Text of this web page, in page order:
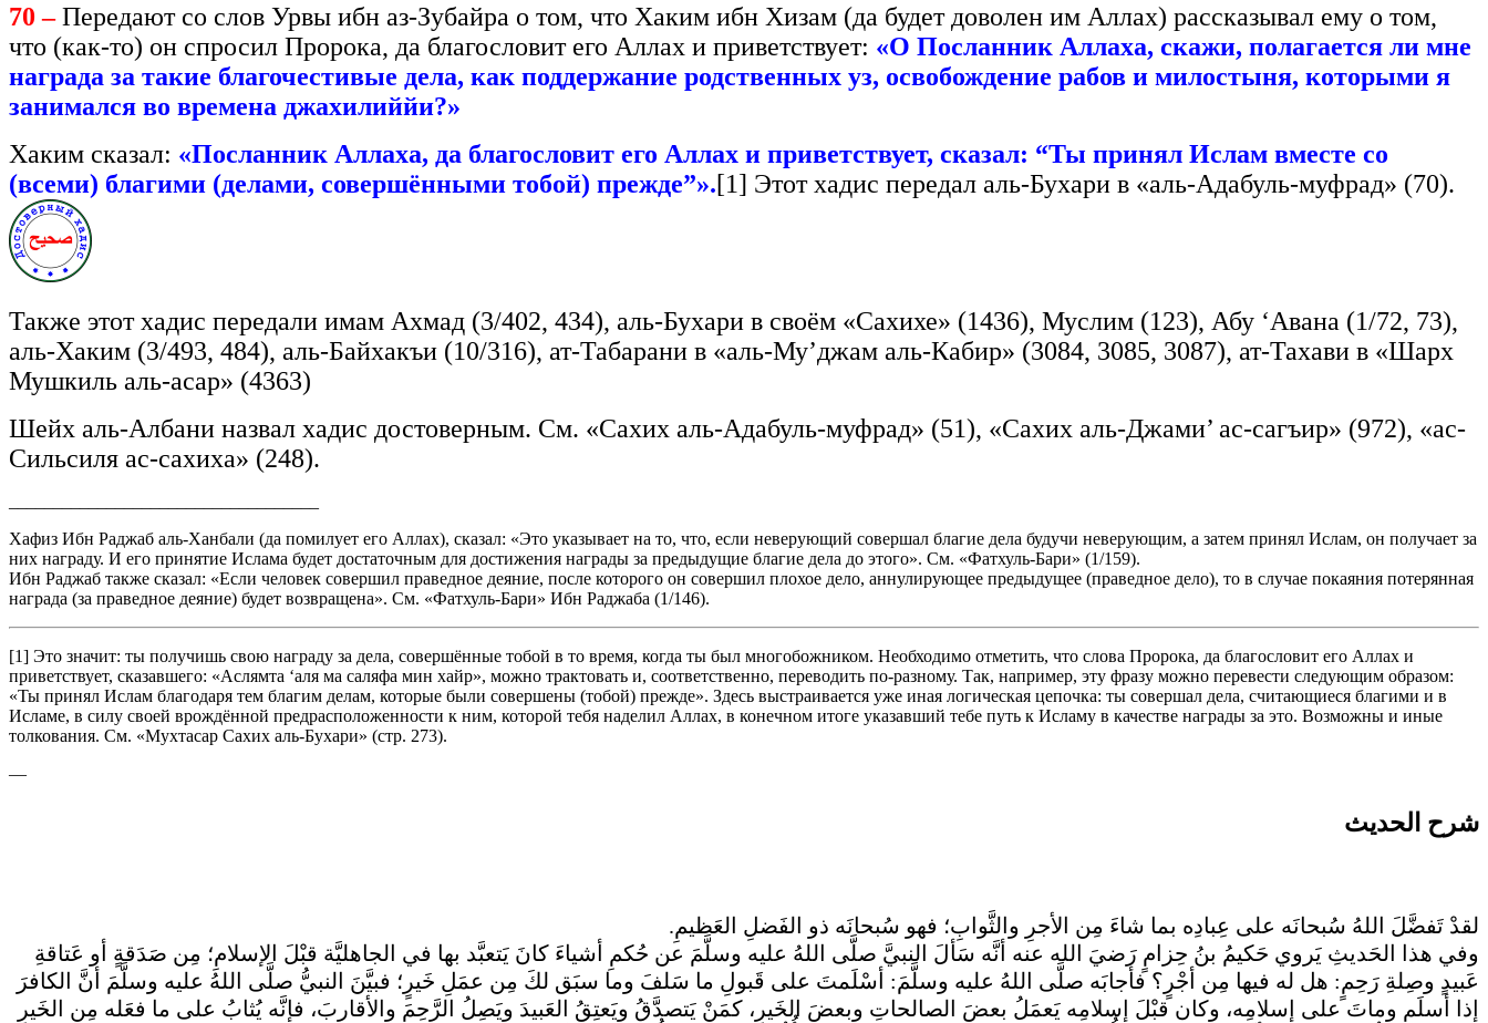
70 –Передают со слов Урвы ибн аз-Зубайра о том, что Хаким ибн Хизам (да будет доволен им Аллах) рассказывал ему о том,
что (как-то) он спросил Пророка, да благословит его Аллах и приветствует: «О Посланник Аллаха, скажи, полагается ли мне
награда за такие благочестивые дела, как поддержание родственных уз, освобождение рабов и милостыня, которыми я
занимался во времена джахилиййи?»
Хаким сказал: «Посланник Аллаха, да благословит его Аллах и приветствует, сказал: “Ты принял Ислам вместе со
(всеми) благими (делами, совершёнными тобой) прежде”».[1] Этот хадис передал аль-Бухари в «аль-Адабуль-муфрад» (70).
Также этот хадис передали имам Ахмад (3/402, 434), аль-Бухари в своём «Сахихе» (1436), Муслим (123), Абу ‘Авана (1/72, 73),
аль-Хаким (3/493, 484), аль-Байхакъи (10/316), ат-Табарани в «аль-Му’джам аль-Кабир» (3084, 3085, 3087), ат-Тахави в «Шарх
Мушкиль аль-асар» (4363)
Шейх аль-Албани назвал хадис достоверным. См. «Сахих аль-Адабуль-муфрад» (51), «Сахих аль-Джами’ ас-сагъир» (972), «ас-
Сильсиля ас-сахиха» (248).
Хафиз Ибн Раджаб аль-Ханбали (да помилует его Аллах), сказал: «Это указывает на то, что, если неверующий совершал благие дела будучи неверующим, а затем принял Ислам, он получает за
них награду. И его принятие Ислама будет достаточным для достижения награды за предыдущие благие дела до этого». См. «Фатхуль-Бари» (1/159).
Ибн Раджаб также сказал: «Если человек совершил праведное деяние, после которого он совершил плохое дело, аннулирующее предыдущее (праведное дело), то в случае покаяния потерянная
награда (за праведное деяние) будет возвращена». См. «Фатхуль-Бари» Ибн Раджаба (1/146).
[1] Это значит: ты получишь свою награду за дела, совершённые тобой в то время, когда ты был многобожником. Необходимо отметить, что слова Пророка, да благословит его Аллах и
приветствует, сказавшего: «Аслямта ‘аля ма саляфа мин хайр», можно трактовать и, соответственно, переводить по-разному. Так, например, эту фразу можно перевести следующим образом:
«Ты принял Ислам благодаря тем благим делам, которые были совершены (тобой) прежде». Здесь выстраивается уже иная логическая цепочка: ты совершал дела, считающиеся благими и в
Исламе, в силу своей врождённой предрасположенности к ним, которой тебя наделил Аллах, в конечном итоге указавший тебе путь к Исламу в качестве награды за это. Возможны и иные
толкования. См. «Мухтасар Сахих аль-Бухари» (стр. 273).
—
شرح الحديث
لقدْ تَفضَّلَ اللهُ سُبحانَه على عِبادِه بما شاءَ مِن الأجرِ والثَّوابِ؛ فهو سُبحانَه ذو الفَضلِ العَظيمِ.
وفي هذا الحَديثِ يَروي حَكيمُ بنُ حِزامٍ رَضيَ الله عنه أنَّه سَألَ النبيَّ صلَّى اللهُ عليه وسلَّمَ عن حُكمِ أشياءَ كانَ يَتعبَّد بها في الجاهليَّة قبْلَ الإسلامِ؛ مِن صَدَقةٍ أو عَتاقةِ
عَبيدٍ وصِلةِ رَحِمٍ: هل له فيها مِن أجْرٍ؟ فأجابَه صلَّى اللهُ عليه وسلَّمَ: أسْلَمتَ على قَبولِ ما سَلفَ وما سبَق لكَ مِن عمَلِ خَيرٍ؛ فبيَّنَ النبيُّ صلَّى اللهُ عليه وسلَّمَ أنَّ الكافرَ
إذا أسلَم وماتَ على إسلامِه، وكان قبْلَ إسلامِه يَعمَلُ بعضَ الصالحاتِ وبعضَ الخَيرِ، كمَنْ يَتصدَّقُ ويَعتِقُ العَبيدَ ويَصِلُ الرَّحِمَ والأقاربَ، فإنَّه يُثابُ على ما فعَله مِن الخَيرِ